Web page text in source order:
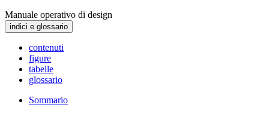
Manuale operativo di design
indici e glossario
contenuti
figure
tabelle
glossario
Sommario